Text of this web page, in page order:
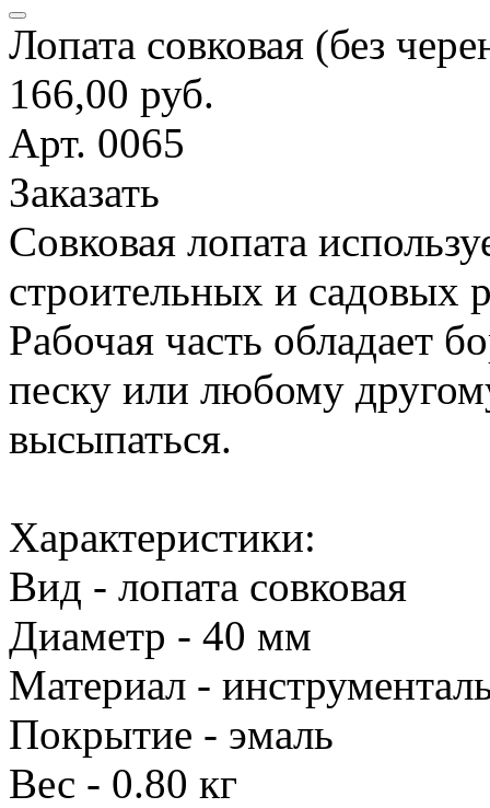
Лопата совковая (без
166,00 руб.
Арт. 0065
Заказать
Совковая лопата
строительных и садовых
Рабочая часть обладает
песку или любому
высыпаться.
Характеристики:
Вид - лопата совковая
Диаметр - 40 мм
Материал -
Покрытие - эмаль
Вес - 0.80 кг